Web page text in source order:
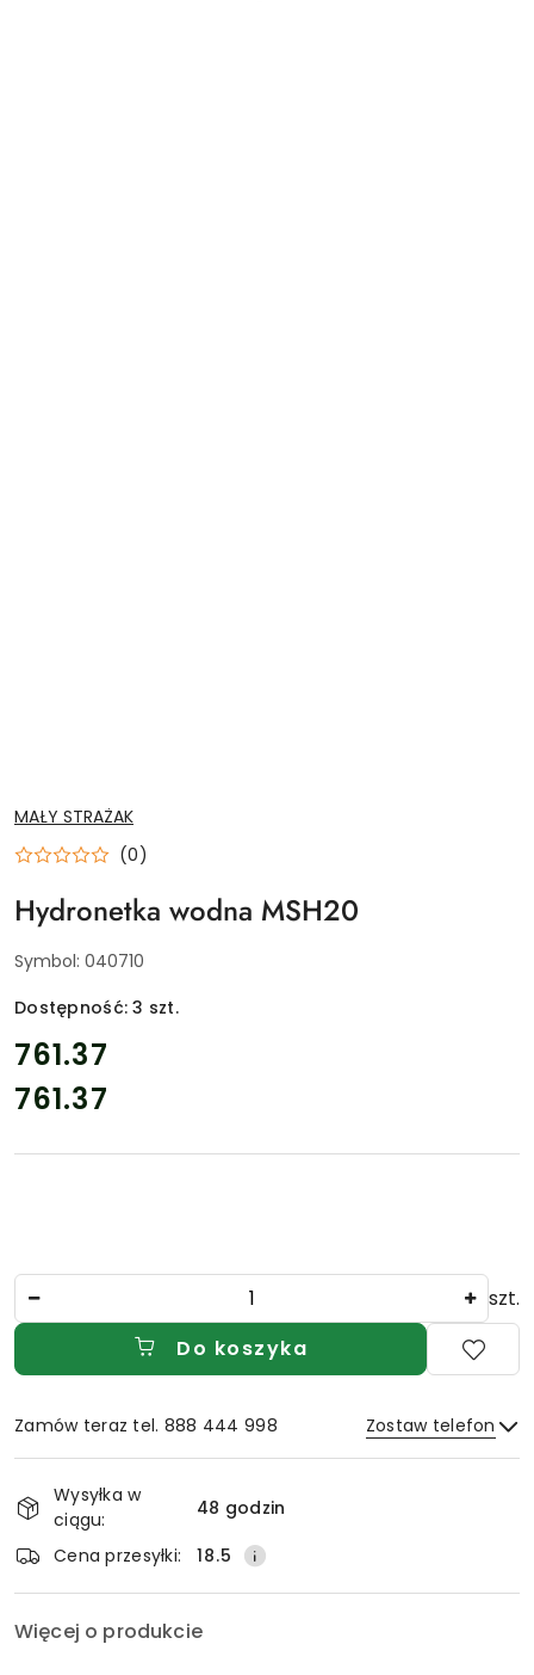
NAZWA
PRODUCENTA:
MAŁY STRAŻAK
(0)
Hydronetka wodna MSH20
Symbol: 040710
Dostępność:3 szt.
cena:
761.37
Cena:
761.37
szt.
Do koszyka
Zamów teraz tel. 888 444 998 Zostaw telefon
i
dostawa
Wysyłka w
ciągu:
48 godzin
Cena przesyłki:
18.5
Więcej o produkcie